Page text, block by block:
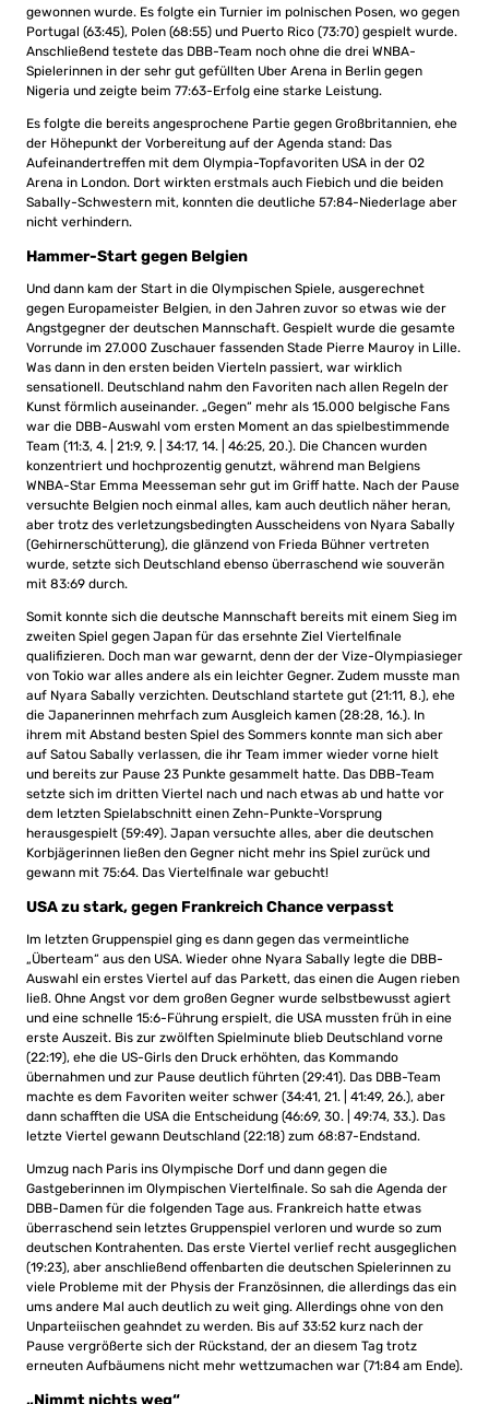
gewonnen wurde. Es folgte ein Turnier im polnischen Posen, wo gegen
Portugal (63:45), Polen (68:55) und Puerto Rico (73:70) gespielt wurde.
Anschließend testete das DBB-Team noch ohne die drei WNBA-
Spielerinnen in der sehr gut gefüllten Uber Arena in Berlin gegen
Nigeria und zeigte beim 77:63-Erfolg eine starke Leistung.
Es folgte die bereits angesprochene Partie gegen Großbritannien, ehe
der Höhepunkt der Vorbereitung auf der Agenda stand: Das
Aufeinandertreffen mit dem Olympia-Topfavoriten USA in der O2
Arena in London. Dort wirkten erstmals auch Fiebich und die beiden
Sabally-Schwestern mit, konnten die deutliche 57:84-Niederlage aber
nicht verhindern.
Hammer-Start gegen Belgien
Und dann kam der Start in die Olympischen Spiele, ausgerechnet
gegen Europameister Belgien, in den Jahren zuvor so etwas wie der
Angstgegner der deutschen Mannschaft. Gespielt wurde die gesamte
Vorrunde im 27.000 Zuschauer fassenden Stade Pierre Mauroy in Lille.
Was dann in den ersten beiden Vierteln passiert, war wirklich
sensationell. Deutschland nahm den Favoriten nach allen Regeln der
Kunst förmlich auseinander. „Gegen“ mehr als 15.000 belgische Fans
war die DBB-Auswahl vom ersten Moment an das spielbestimmende
Team (11:3, 4. | 21:9, 9. | 34:17, 14. | 46:25, 20.). Die Chancen wurden
konzentriert und hochprozentig genutzt, während man Belgiens
WNBA-Star Emma Meesseman sehr gut im Griff hatte. Nach der Pause
versuchte Belgien noch einmal alles, kam auch deutlich näher heran,
aber trotz des verletzungsbedingten Ausscheidens von Nyara Sabally
(Gehirnerschütterung), die glänzend von Frieda Bühner vertreten
wurde, setzte sich Deutschland ebenso überraschend wie souverän
mit 83:69 durch.
Somit konnte sich die deutsche Mannschaft bereits mit einem Sieg im
zweiten Spiel gegen Japan für das ersehnte Ziel Viertelfinale
qualifizieren. Doch man war gewarnt, denn der der Vize-Olympiasieger
von Tokio war alles andere als ein leichter Gegner. Zudem musste man
auf Nyara Sabally verzichten. Deutschland startete gut (21:11, 8.), ehe
die Japanerinnen mehrfach zum Ausgleich kamen (28:28, 16.). In
ihrem mit Abstand besten Spiel des Sommers konnte man sich aber
auf Satou Sabally verlassen, die ihr Team immer wieder vorne hielt
und bereits zur Pause 23 Punkte gesammelt hatte. Das DBB-Team
setzte sich im dritten Viertel nach und nach etwas ab und hatte vor
dem letzten Spielabschnitt einen Zehn-Punkte-Vorsprung
herausgespielt (59:49). Japan versuchte alles, aber die deutschen
Korbjägerinnen ließen den Gegner nicht mehr ins Spiel zurück und
gewann mit 75:64. Das Viertelfinale war gebucht!
USA zu stark, gegen Frankreich Chance verpasst
Im letzten Gruppenspiel ging es dann gegen das vermeintliche
„Überteam“ aus den USA. Wieder ohne Nyara Sabally legte die DBB-
Auswahl ein erstes Viertel auf das Parkett, das einen die Augen rieben
ließ. Ohne Angst vor dem großen Gegner wurde selbstbewusst agiert
und eine schnelle 15:6-Führung erspielt, die USA mussten früh in eine
erste Auszeit. Bis zur zwölften Spielminute blieb Deutschland vorne
(22:19), ehe die US-Girls den Druck erhöhten, das Kommando
übernahmen und zur Pause deutlich führten (29:41). Das DBB-Team
machte es dem Favoriten weiter schwer (34:41, 21. | 41:49, 26.), aber
dann schafften die USA die Entscheidung (46:69, 30. | 49:74, 33.). Das
letzte Viertel gewann Deutschland (22:18) zum 68:87-Endstand.
Umzug nach Paris ins Olympische Dorf und dann gegen die
Gastgeberinnen im Olympischen Viertelfinale. So sah die Agenda der
DBB-Damen für die folgenden Tage aus. Frankreich hatte etwas
überraschend sein letztes Gruppenspiel verloren und wurde so zum
deutschen Kontrahenten. Das erste Viertel verlief recht ausgeglichen
(19:23), aber anschließend offenbarten die deutschen Spielerinnen zu
viele Probleme mit der Physis der Französinnen, die allerdings das ein
ums andere Mal auch deutlich zu weit ging. Allerdings ohne von den
Unparteiischen geahndet zu werden. Bis auf 33:52 kurz nach der
Pause vergrößerte sich der Rückstand, der an diesem Tag trotz
erneuten Aufbäumens nicht mehr wettzumachen war (71:84 am Ende).
„Nimmt nichts weg“